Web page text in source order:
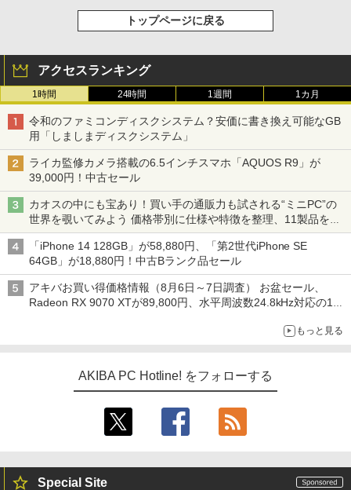
トップページに戻る
アクセスランキング
1時間 24時間 1週間 1カ月
令和のファミコンディスクシステム？安価に書き換え可能なGB
用「しましまディスクシステム」
ライカ監修カメラ搭載の6.5インチスマホ「AQUOS R9」が
39,000円！中古セール
カオスの中にも宝あり！買い手の通販力も試される“ミニPC”の
世界を覗いてみよう 価格帯別に仕様や特徴を整理、11製品をピ
ックアップ text by 石川 ひさよし
「iPhone 14 128GB」が58,880円、「第2世代iPhone SE
64GB」が18,880円！中古Bランク品セール
アキバお買い得価格情報（8月6日～7日調査） お盆セール、
Radeon RX 9070 XTが89,800円、水平周波数24.8kHz対応の17
もっと見る
AKIBA PC Hotline! をフォローする
Special Site